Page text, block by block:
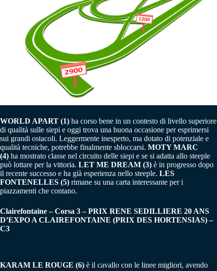
WORLD APART (1) ha corso bene in un contesto di livello superiore
di qualità sulle siepi e oggi trova una buona occasione per esprimersi
sui grandi ostacoli. Leggermente inesperto, ma dotato di potenziale e
qualità tecniche, potrebbe finalmente sbloccarsi. MOTY MARC
(4) ha mostrato classe nel circuito delle siepi e se si adatta allo steeple
può lottare per la vittoria. LET ME DREAM (3) è in progresso dopo
il recente successo e ha già esperienza nello steeple. LES
FONTENELLES (5) rimane su una carta interessante per i
piazzamenti che contano.
Clairefontaine – Corsa 3 – PRIX RENE SEDILLIERE 20 ANS
D’EXPO A CLAIREFONTAINE (PRIX DES HORTENSIAS) –
C3
KARAM LE ROUGE (6) è il cavallo con le linee migliori, avendo